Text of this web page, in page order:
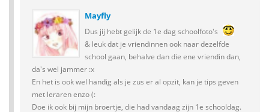
Mayfly
Dus jij hebt gelijk de 1e dag schoolfoto's
& leuk dat je vriendinnen ook naar dezelfde
school gaan, behalve dan die ene vriendin dan,
da's wel jammer :x
En het is ook wel handig als je zus er al opzit, kan je tips geven
met leraren enzo (:
Doe ik ook bij mijn broertje, die had vandaag zijn 1e schooldag.